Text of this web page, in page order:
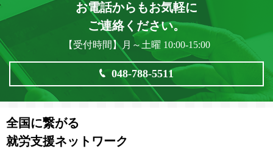
お電話からもお気軽に
ご連絡ください。
【受付時間】月～土曜 10:00-15:00
048-788-5511
全国に繋がる
就労支援ネットワーク